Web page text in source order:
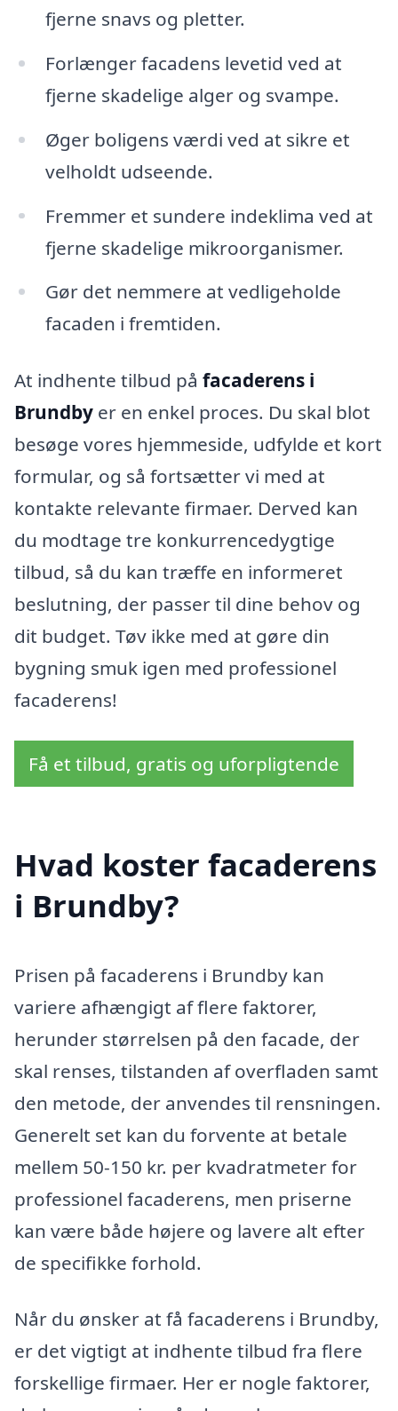
fjerne snavs og pletter.
Forlænger facadens levetid ved at
fjerne skadelige alger og svampe.
Øger boligens værdi ved at sikre et
velholdt udseende.
Fremmer et sundere indeklima ved at
fjerne skadelige mikroorganismer.
Gør det nemmere at vedligeholde
facaden i fremtiden.
At indhente tilbud på facaderens i
Brundby er en enkel proces. Du skal blot
besøge vores hjemmeside, udfylde et kort
formular, og så fortsætter vi med at
kontakte relevante firmaer. Derved kan
du modtage tre konkurrencedygtige
tilbud, så du kan træffe en informeret
beslutning, der passer til dine behov og
dit budget. Tøv ikke med at gøre din
bygning smuk igen med professionel
facaderens!
Få et tilbud, gratis og uforpligtende
Hvad koster facaderens
i Brundby?
Prisen på facaderens i Brundby kan
variere afhængigt af flere faktorer,
herunder størrelsen på den facade, der
skal renses, tilstanden af overfladen samt
den metode, der anvendes til rensningen.
Generelt set kan du forvente at betale
mellem 50-150 kr. per kvadratmeter for
professionel facaderens, men priserne
kan være både højere og lavere alt efter
de specifikke forhold.
Når du ønsker at få facaderens i Brundby,
er det vigtigt at indhente tilbud fra flere
forskellige firmaer. Her er nogle faktorer,